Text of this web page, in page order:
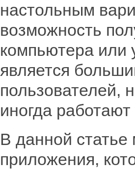
настольным
возможность
компьютера или
является
пользователей,
иногда
В данной
приложения,